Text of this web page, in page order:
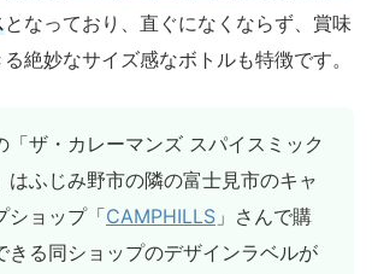
となっており、直ぐになくならず、賞味
絶妙なサイズ感なボトルも特徴です。
「ザ・カレーマンズ スパイスミック
はふじみ野市の隣の富士見市のキャ
ショップ「CAMPHILLS 」さんで購
きる同ショップのデザインラベルが